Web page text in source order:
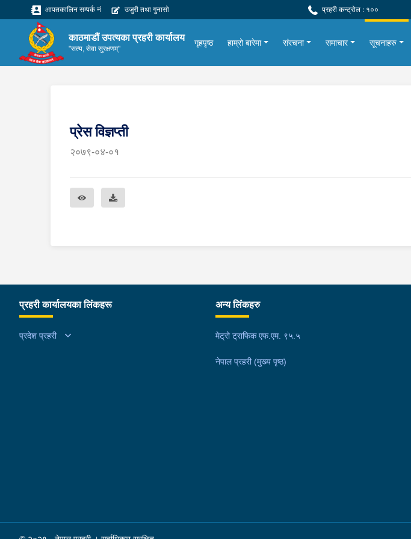
आपतकालिन सम्पर्क नं उजुरी तथा गुनासो प्रहरी कन्ट्रोल : १००
काठमाडौं उपत्यका प्रहरी कार्यालय
"सत्य, सेवा सुरक्षणम्"
गृहपृष्ठ हाम्रो बारेमा संरचना समाचार सूचनाहरु
प्रेस विज्ञप्ती
२०७९-०४-०१
प्रहरी कार्यालयका लिंकहरू
प्रदेश प्रहरी
अन्य लिंकहरु
मेट्रो ट्राफिक एफ.एम. ९५.५
नेपाल प्रहरी (मुख्य पृष्ठ)